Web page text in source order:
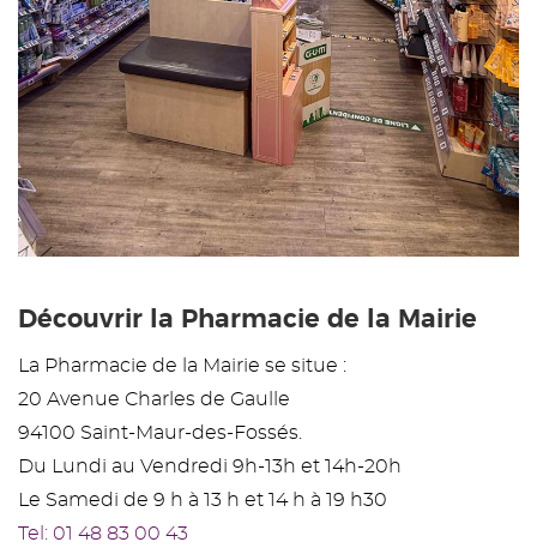
Découvrir la Pharmacie de la Mairie
La Pharmacie de la Mairie se situe :
20 Avenue Charles de Gaulle
94100 Saint-Maur-des-Fossés.
Du Lundi au Vendredi 9h-13h et 14h-20h
Le Samedi de 9 h à 13 h et 14 h à 19 h30
Tel: 01 48 83 00 43